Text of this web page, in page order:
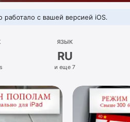
работало с вашей версией iOS.
ЯЗЫК
RU
и еще 7